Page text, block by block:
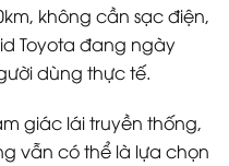
không cần sạc điện,
Toyota đang ngày
dùng thực tế.
giác lái truyền thống,
vẫn có thể là lựa chọn